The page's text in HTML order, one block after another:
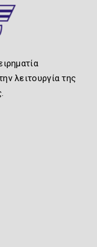
λειτουργία της